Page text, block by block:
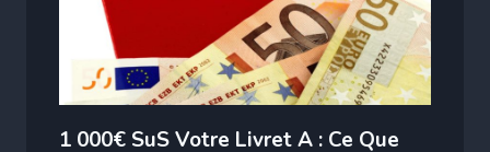
1 000€ SuS Votre Livret A : Ce Que